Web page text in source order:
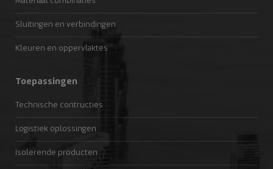
Sluitingen en verbindingen
Kleuren en oppervlaktes
Toepassingen
Technische contructies
Logistiek oplossingen
Isolerende producten